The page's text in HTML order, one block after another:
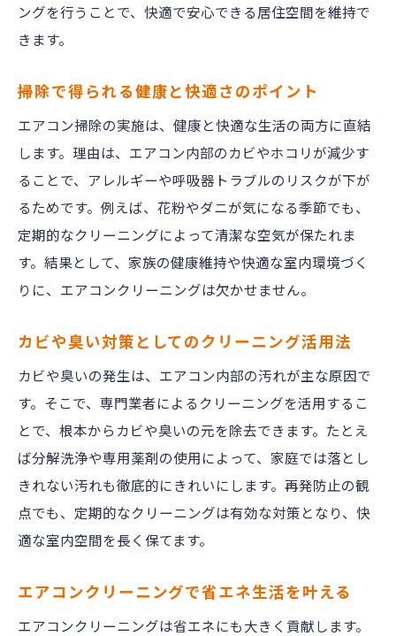
ングを行うことで、快適で安心できる居住空間を維持で
きます。
掃除で得られる健康と快適さのポイント
エアコン掃除の実施は、健康と快適な生活の両方に直結
します。理由は、エアコン内部のカビやホコリが減少す
ることで、アレルギーや呼吸器トラブルのリスクが下が
るためです。例えば、花粉やダニが気になる季節でも、
定期的なクリーニングによって清潔な空気が保たれま
す。結果として、家族の健康維持や快適な室内環境づく
りに、エアコンクリーニングは欠かせません。
カビや臭い対策としてのクリーニング活用法
カビや臭いの発生は、エアコン内部の汚れが主な原因で
す。そこで、専門業者によるクリーニングを活用するこ
とで、根本からカビや臭いの元を除去できます。たとえ
ば分解洗浄や専用薬剤の使用によって、家庭では落とし
きれない汚れも徹底的にきれいにします。再発防止の観
点でも、定期的なクリーニングは有効な対策となり、快
適な室内空間を長く保てます。
エアコンクリーニングで省エネ生活を叶える
エアコンクリーニングは省エネにも大きく貢献します。